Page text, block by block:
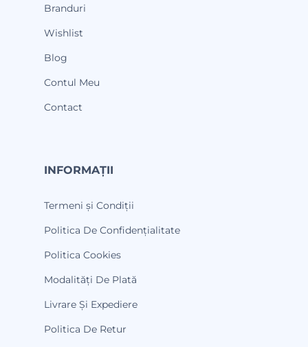
Branduri
Wishlist
Blog
Contul Meu
Contact
INFORMAȚII
Termeni și Condiții
Politica De Confidențialitate
Politica Cookies
Modalități De Plată
Livrare Și Expediere
Politica De Retur